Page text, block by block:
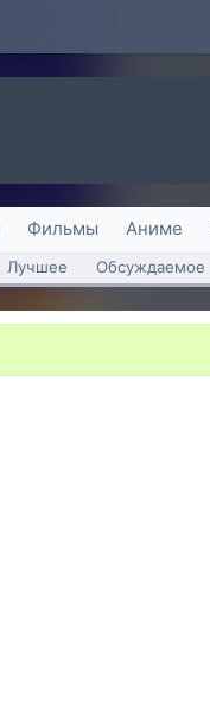
Фильмы Аниме
Лучшее Обсуждаемое